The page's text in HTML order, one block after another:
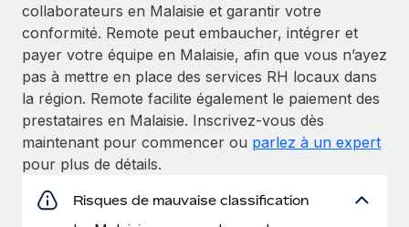
collaborateurs en Malaisie et garantir votre
conformité. Remote peut embaucher, intégrer et
payer votre équipe en Malaisie, afin que vous n’ayez
pas à mettre en place des services RH locaux dans
la région. Remote facilite également le paiement des
prestataires en Malaisie. Inscrivez-vous dès
maintenant pour commencer ou parlez à un expert
pour plus de détails.
Risques de mauvaise classification